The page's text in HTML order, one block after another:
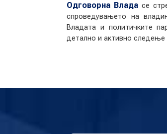
Одговорна Владасе
спроведувањето на
Владата и политичките
детално и активно